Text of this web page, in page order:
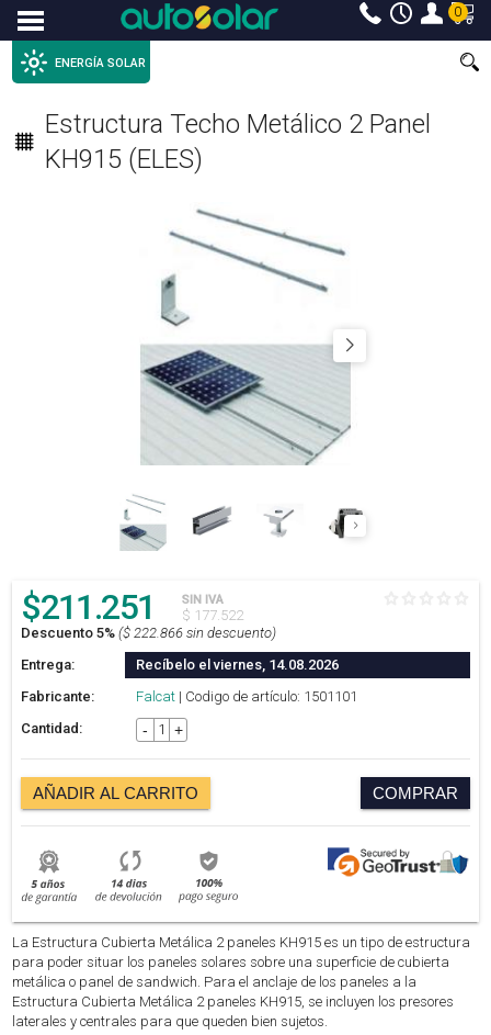
Menu 0
ENERGÍA SOLAR
Estructura Techo Metálico 2 Panel
KH915 (ELES)
$211.251 SIN IVA
$ 177.522
Descuento 5% ($ 222.866 sin descuento)
Entrega:
Recíbelo el viernes, 14.08.2026
Fabricante:
Falcat | Codigo de artículo: 1501101
Cantidad:
- +
AÑADIR AL CARRITO COMPRAR
La Estructura Cubierta Metálica 2 paneles KH915 es un tipo de estructura
para poder situar los paneles solares sobre una superficie de cubierta
metálica o panel de sandwich. Para el anclaje de los paneles a la
Estructura Cubierta Metálica 2 paneles KH915, se incluyen los presores
laterales y centrales para que queden bien sujetos.